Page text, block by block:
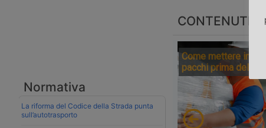
Normativa
La riforma del Codice della Strada punta
sull’autotrasporto
CONTENUTI
Come mettere in
pacchi prima della